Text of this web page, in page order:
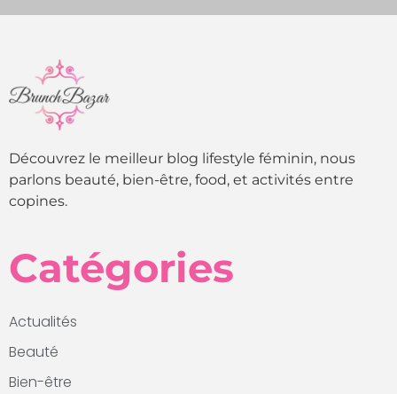
Découvrez le meilleur blog lifestyle féminin, nous
parlons beauté, bien-être, food, et activités entre
copines.
Catégories
Actualités
Beauté
Bien-être